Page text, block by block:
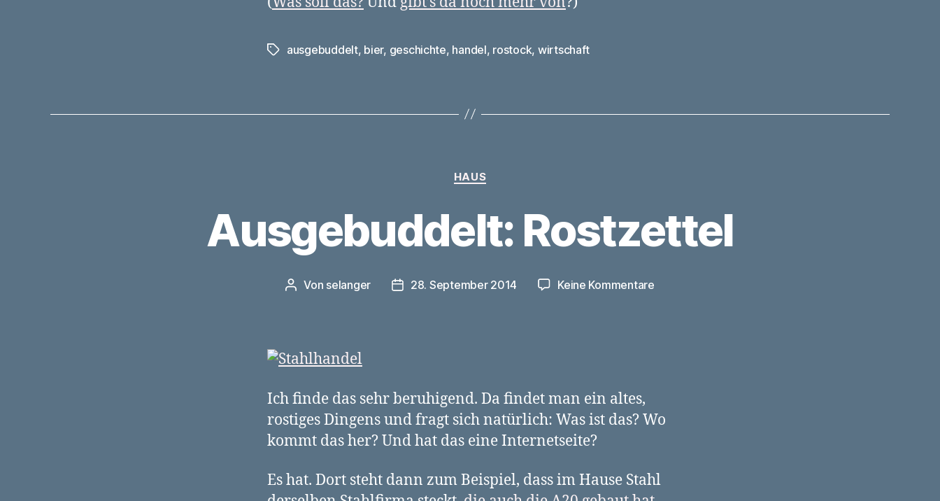
Schlagwörter
ausgebuddelt, bier, geschichte, handel, rostock, wirtschaft
Kategorien
HAUS
Ausgebuddelt: Rostzettel
Beitragsautor
Von selanger Veröffentlichungsdatum
28. September 2014 Keine Kommentarezu
Ich finde das sehr beruhigend. Da findet man ein altes,
rostiges Dingens und fragt sich natürlich: Was ist das? Wo
kommt das her? Und hat das eine Internetseite?
Es hat. Dort steht dann zum Beispiel, dass im Hause Stahl